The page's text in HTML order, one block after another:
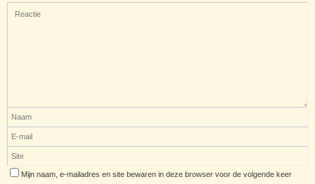
Mijn naam, e-mailadres en site bewaren in deze browser voor de volgende keer